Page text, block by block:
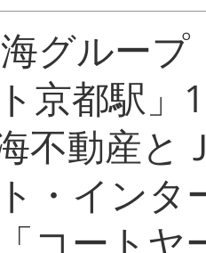
グルー
京都駅」
不動産と
・インタ
コートヤ